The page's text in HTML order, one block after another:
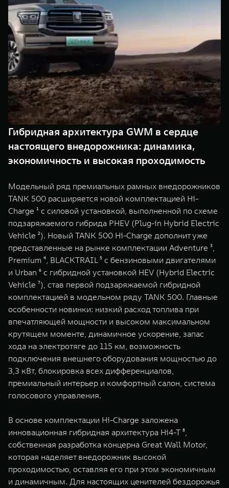
TANK 500
Веди за собой
от 6 499 000 ₽
TANK 700
Сила
от 10 199
WEY 07
Расширяя границы комфорта
от 6 149 000 ₽
WEY 05
Эстетика
от 5 699
WEY 80
Масштаб возможностей
от 6 449 000 ₽
Масштаб
TANK Финансы
Корпоративным клиентам
TANK ФИНАНСЫ
TANK Кредит
TANK Лизинг
TANK Страхование
Сервис
Специальные предложения
Моторные масла
ЦИФРОВЫЕ СЕРВИСЫ TANK
Цифровые сервисы TANK
Подписки
Гибридная архитектура GWM в сердце
настоящего внедорожника: динамика,
экономичность и высокая проходимость
Модельный ряд премиальных рамных внедорожников
TANK 500 расширяется новой комплектацией Hi-
Charge ¹ с силовой установкой, выполненной по схеме
подзаряжаемого гибрида PHEV (Plug-in Hybrid Electric
Vehicle ²). Новый TANK 500 Hi-Charge дополнит уже
представленные на рынке комплектации Adventure ³,
Premium ⁴, BLACKTRAIL ⁵ с бензиновыми двигателями
и Urban ⁶ с гибридной установкой HEV (Hybrid Electric
Vehicle ⁷), став первой подзаряжаемой гибридной
комплектацией в модельном ряду TANK 500. Главные
особенности новинки: низкий расход топлива при
впечатляющей мощности и высоком максимальном
крутящем моменте, динамичное ускорение, запас
хода на электротяге до 115 км, возможность
подключения внешнего оборудования мощностью до
3,3 кВт, блокировка всех дифференциалов,
премиальный интерьер и комфортный салон, система
голосового управления.
В основе комплектации Hi-Charge заложена
инновационная гибридная архитектура Hi4-T ⁸,
собственная разработка концерна Great Wall Motor,
которая наделяет внедорожник высокой
проходимостью, оставляя его при этом экономичным
и динамичным. Для настоящих ценителей бездорожья